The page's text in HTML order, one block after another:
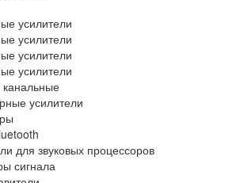
усилители
усилители
усилители
усилители
усилители
для звуковых процессоров
сигнала